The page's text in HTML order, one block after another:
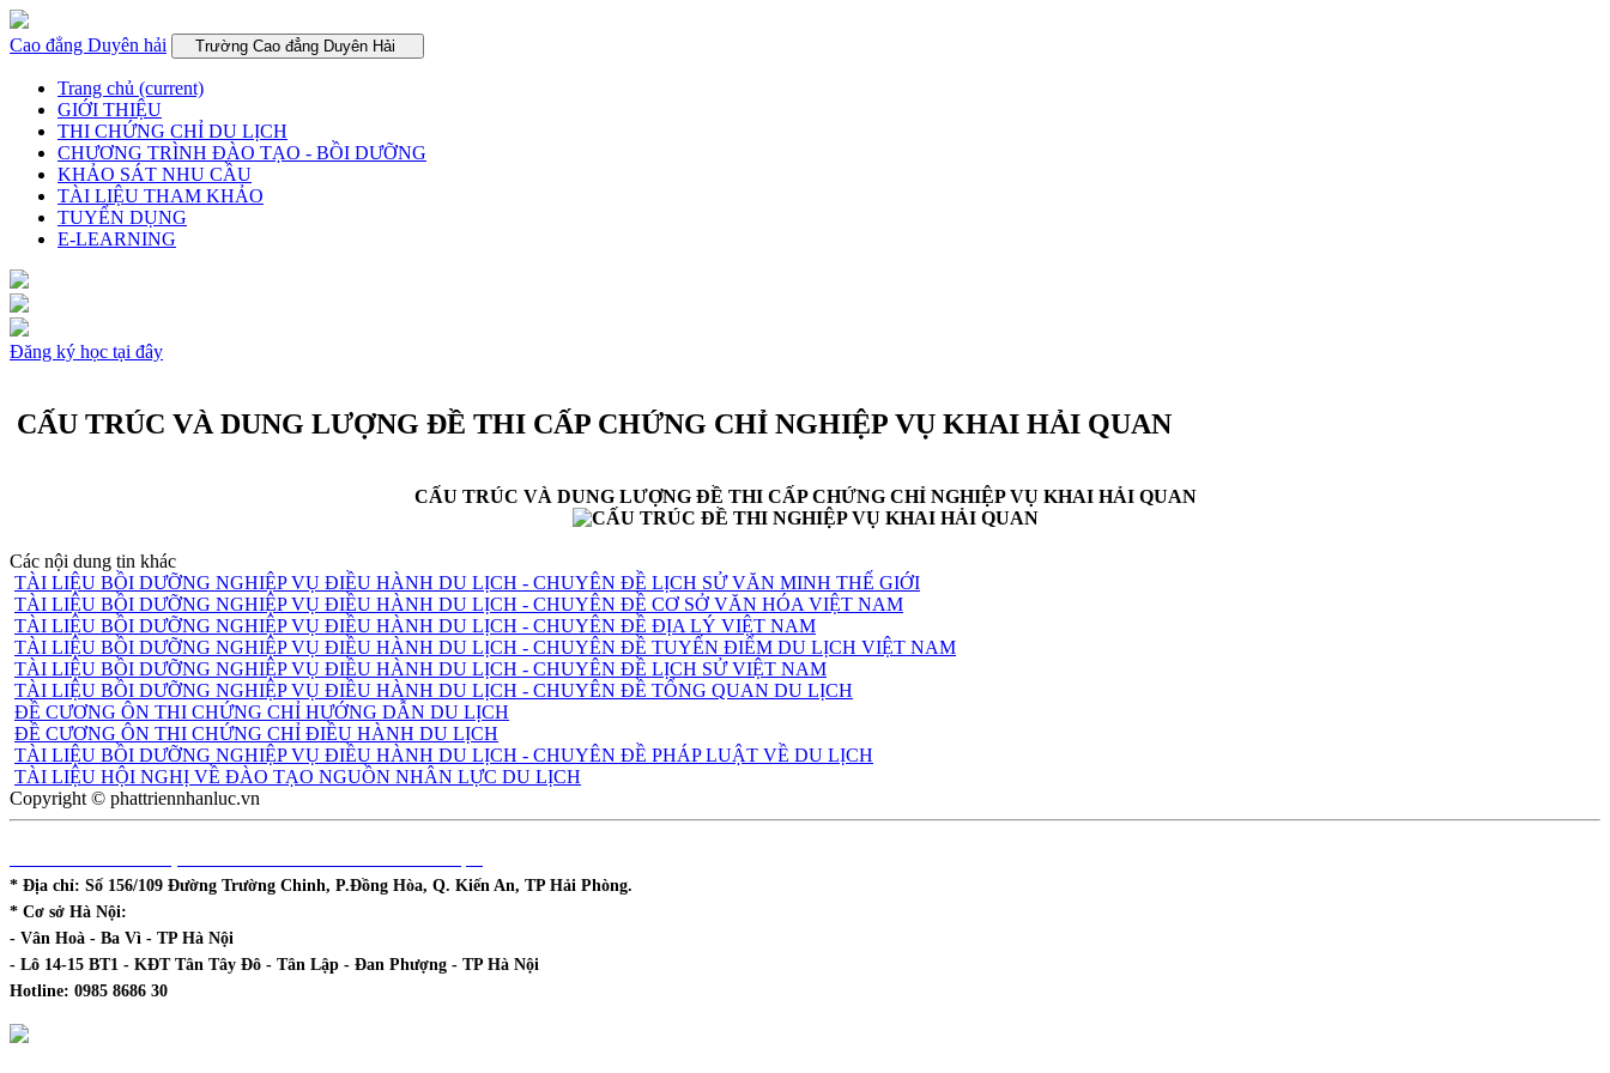
Cao đẳng Duyên hải Trường Cao đẳng Duyên Hải
Trang chủ (current)
GIỚI THIỆU
THI CHỨNG CHỈ DU LỊCH
CHƯƠNG TRÌNH ĐÀO TẠO - BỒI DƯỠNG
KHẢO SÁT NHU CẦU
TÀI LIỆU THAM KHẢO
TUYỂN DỤNG
E-LEARNING
Đăng ký học tại đây
CẤU TRÚC VÀ DUNG LƯỢNG ĐỀ THI CẤP CHỨNG CHỈ NGHIỆP VỤ KHAI HẢI QUAN
CẤU TRÚC VÀ DUNG LƯỢNG ĐỀ THI CẤP CHỨNG CHỈ NGHIỆP VỤ KHAI HẢI QUAN
Các nội dung tin khác
TÀI LIỆU BỒI DƯỠNG NGHIỆP VỤ ĐIỀU HÀNH DU LỊCH - CHUYÊN ĐỀ LỊCH SỬ VĂN MINH THẾ GIỚI
TÀI LIỆU BỒI DƯỠNG NGHIỆP VỤ ĐIỀU HÀNH DU LỊCH - CHUYÊN ĐỀ CƠ SỞ VĂN HÓA VIỆT NAM
TÀI LIỆU BỒI DƯỠNG NGHIỆP VỤ ĐIỀU HÀNH DU LỊCH - CHUYÊN ĐỀ ĐỊA LÝ VIỆT NAM
TÀI LIỆU BỒI DƯỠNG NGHIỆP VỤ ĐIỀU HÀNH DU LỊCH - CHUYÊN ĐỀ TUYẾN ĐIỂM DU LỊCH VIỆT NAM
TÀI LIỆU BỒI DƯỠNG NGHIỆP VỤ ĐIỀU HÀNH DU LỊCH - CHUYÊN ĐỀ LỊCH SỬ VIỆT NAM
TÀI LIỆU BỒI DƯỠNG NGHIỆP VỤ ĐIỀU HÀNH DU LỊCH - CHUYÊN ĐỀ TỔNG QUAN DU LỊCH
ĐỀ CƯƠNG ÔN THI CHỨNG CHỈ HƯỚNG DẪN DU LỊCH
ĐỀ CƯƠNG ÔN THI CHỨNG CHỈ ĐIỀU HÀNH DU LỊCH
TÀI LIỆU BỒI DƯỠNG NGHIỆP VỤ ĐIỀU HÀNH DU LỊCH - CHUYÊN ĐỀ PHÁP LUẬT VỀ DU LỊCH
TÀI LIỆU HỘI NGHỊ VỀ ĐÀO TẠO NGUỒN NHÂN LỰC DU LỊCH
Copyright © phattriennhanluc.vn
* Địa chỉ: Số 156/109 Đường Trường Chinh, P.Đồng Hòa, Q. Kiến An, TP Hải Phòng.
* Cơ sở Hà Nội:
- Vân Hoà - Ba Vì - TP Hà Nội
- Lô 14-15 BT1 - KĐT Tân Tây Đô - Tân Lập - Đan Phượng - TP Hà Nội
Hotline: 0985 8686 30